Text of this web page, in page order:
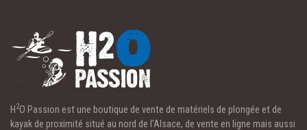
H2O Passion est une boutique de vente de matériels de plongée et de
kayak de proximité situé au nord de l'Alsace, de vente en ligne mais aussi